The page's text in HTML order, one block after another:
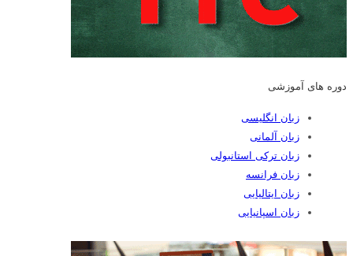
دوره های آموزشی
زبان انگلیسی
زبان آلمانی
زبان ترکی استانبولی
زبان فرانسه
زبان ایتالیایی
زبان اسپانیایی